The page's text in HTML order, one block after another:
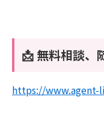
📩 無料相談、
https://